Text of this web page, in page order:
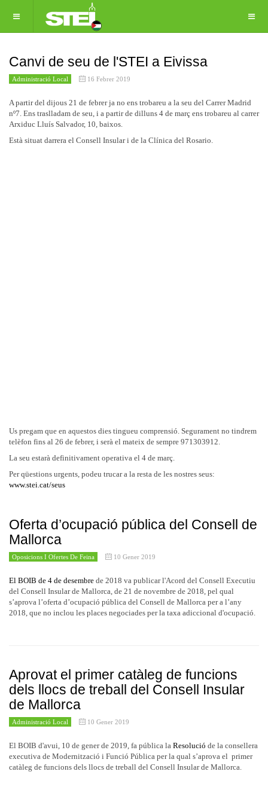
Canvi de seu de l'STEI a Eivissa
Administració Local 16 Febrer 2019
A partir del dijous 21 de febrer ja no ens trobareu a la seu del Carrer Madrid
nº7. Ens traslladam de seu, i a partir de dilluns 4 de març ens trobareu al carrer
Arxiduc Lluís Salvador, 10, baixos.
Està situat darrera el Consell Insular i de la Clínica del Rosario.
Us pregam que en aquestos dies tingueu comprensió. Segurament no tindrem
telèfon fins al 26 de febrer, i serà el mateix de sempre 971303912.
La seu estarà definitivament operativa el 4 de març.
Per qüestions urgents, podeu trucar a la resta de les nostres seus:
www.stei.cat/seus
Oferta d’ocupació pública del Consell de
Mallorca
Oposicions I Ofertes De Feina 10 Gener 2019
El BOIB de 4 de desembre de 2018 va publicar l'Acord del Consell Executiu
del Consell Insular de Mallorca, de 21 de novembre de 2018, pel qual
s’aprova l’oferta d’ocupació pública del Consell de Mallorca per a l’any
2018, que no inclou les places negociades per la taxa adiccional d'ocupació.
Aprovat el primer catàleg de funcions
dels llocs de treball del Consell Insular
de Mallorca
Administració Local 10 Gener 2019
El BOIB d'avui, 10 de gener de 2019, fa pública la Resolució de la consellera
executiva de Modernització i Funció Pública per la qual s’aprova el primer
catàleg de funcions dels llocs de treball del Consell Insular de Mallorca.